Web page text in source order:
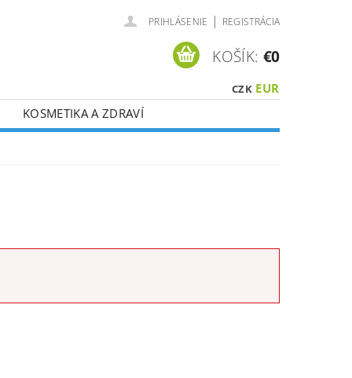
PRIHLÁSENIE | REGISTRÁCIA
CZK EUR
KOŠÍK: €0
KOSMETIKA A ZDRAVÍ